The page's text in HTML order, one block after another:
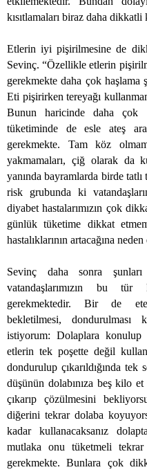
kısıtlamaları biraz daha
Etlerin iyi pişirilmesine de
Sevinç. “Özellikle etlerin
gerekmekte daha çok haşlama
Eti pişirirken tereyağı
Bunun haricinde daha çok
tüketiminde de esle ateş
gerekmekte. Tam köz
yakmamaları, çiğ olarak da
yanında bayramlarda birde
risk grubunda ki
diyabet hastalarımızın çok
günlük tüketime dikkat
hastalıklarının artacağına
Sevinç daha sonra
vatandaşlarımızın bu
gerekmektedir. Bir de
bekletilmesi, dondurulması
istiyorum: Dolaplara konulup
etlerin tek poşette değil
dondurulup çıkarıldığında
düşünün dolabınıza beş kilo
çıkarıp çözülmesini
diğerini tekrar dolaba
kadar kullanacaksanız
mutlaka onu tüketmeli tekrar
gerekmekte. Bunlara çok